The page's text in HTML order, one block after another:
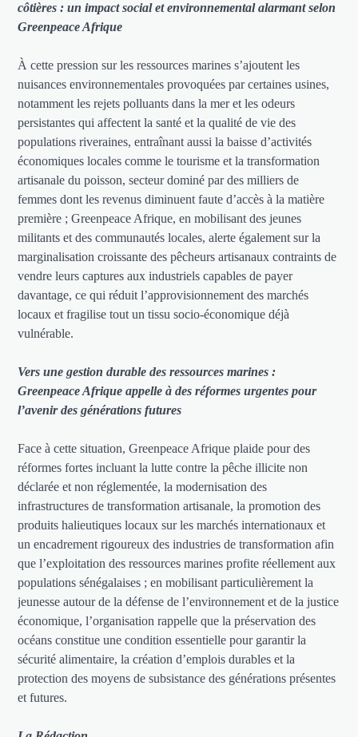
côtières : un impact social et environnemental alarmant selon
Greenpeace Afrique
À cette pression sur les ressources marines s’ajoutent les
nuisances environnementales provoquées par certaines usines,
notamment les rejets polluants dans la mer et les odeurs
persistantes qui affectent la santé et la qualité de vie des
populations riveraines, entraînant aussi la baisse d’activités
économiques locales comme le tourisme et la transformation
artisanale du poisson, secteur dominé par des milliers de
femmes dont les revenus diminuent faute d’accès à la matière
première ; Greenpeace Afrique, en mobilisant des jeunes
militants et des communautés locales, alerte également sur la
marginalisation croissante des pêcheurs artisanaux contraints de
vendre leurs captures aux industriels capables de payer
davantage, ce qui réduit l’approvisionnement des marchés
locaux et fragilise tout un tissu socio-économique déjà
vulnérable.
Vers une gestion durable des ressources marines :
Greenpeace Afrique appelle à des réformes urgentes pour
l’avenir des générations futures
Face à cette situation, Greenpeace Afrique plaide pour des
réformes fortes incluant la lutte contre la pêche illicite non
déclarée et non réglementée, la modernisation des
infrastructures de transformation artisanale, la promotion des
produits halieutiques locaux sur les marchés internationaux et
un encadrement rigoureux des industries de transformation afin
que l’exploitation des ressources marines profite réellement aux
populations sénégalaises ; en mobilisant particulièrement la
jeunesse autour de la défense de l’environnement et de la justice
économique, l’organisation rappelle que la préservation des
océans constitue une condition essentielle pour garantir la
sécurité alimentaire, la création d’emplois durables et la
protection des moyens de subsistance des générations présentes
et futures.